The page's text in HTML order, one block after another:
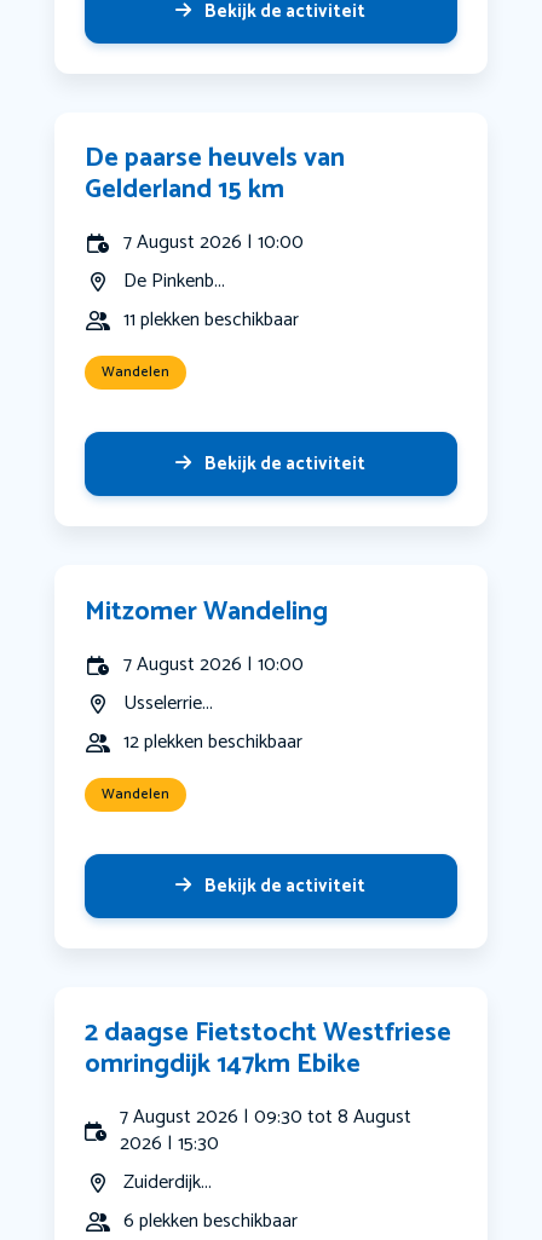
Bekijk de activiteit
De paarse heuvels van
Gelderland 15 km
7 August 2026 | 10:00
De Pinkenb...
11 plekken beschikbaar
Wandelen
Bekijk de activiteit
Mitzomer Wandeling
7 August 2026 | 10:00
Usselerrie...
12 plekken beschikbaar
Wandelen
Bekijk de activiteit
2 daagse Fietstocht Westfriese
omringdijk 147km Ebike
7 August 2026 | 09:30 tot 8 August
2026 | 15:30
Zuiderdijk...
6 plekken beschikbaar